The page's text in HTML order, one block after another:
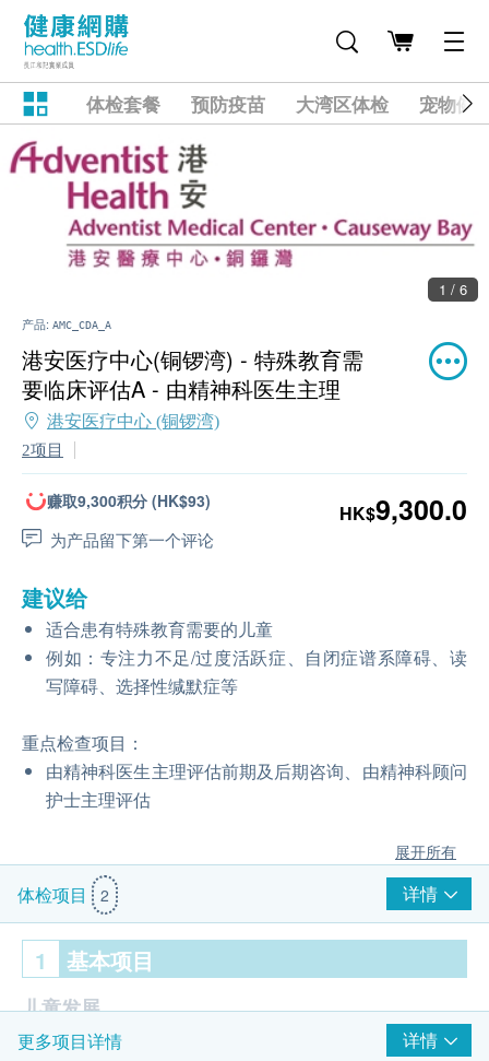
体检套餐 预防疫苗 大湾区体检 宠物健
1 / 6
产品: AMC_CDA_A
港安医疗中心(铜锣湾) - 特殊教育需
要临床评估A - 由精神科医生主理
港安医疗中心 (铜锣湾)
2项目
赚取9,300积分 (HK$93)
为产品留下第一个评论
HK$9,300.0
建议给
适合患有特殊教育需要的儿童
例如：专注力不足/过度活跃症、自闭症谱系障碍、读
写障碍、选择性缄默症等
重点检查项目：
由精神科医生主理评估前期及后期咨询、由精神科顾问
护士主理评估
展开所有
体检项目 2 详情
1 基本项目
儿童发展
精神科医生会诊(两节)
更多项目详情 详情